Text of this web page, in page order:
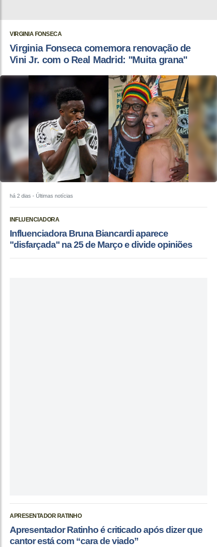
VIRGINIA FONSECA
Virginia Fonseca comemora renovação de
Vini Jr. com o Real Madrid: "Muita grana"
há 2 dias - Últimas notícias
INFLUENCIADORA
Influenciadora Bruna Biancardi aparece
"disfarçada" na 25 de Março e divide opiniões
APRESENTADOR RATINHO
Apresentador Ratinho é criticado após dizer que
cantor está com “cara de viado”